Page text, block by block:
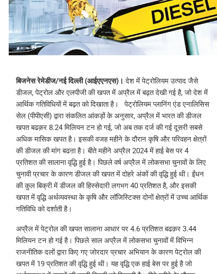
बिजनेस रेमेडीज/नई दिल्ली (आईएएनएस)।देश में पेट्रोलियम उत्पाद जैसे
डीजल, पेट्रोल और एलपीजी की खपत में अप्रैल में बढ़त देखी गई है, जो देश में
आर्थिक गतिविधियों में बढ़त को दिखाता है। पेट्रोलियम प्लानिंग एंड एनालिसिस
सेल (पीपीएसी) द्वारा संकलित आंकड़ों के अनुसार, अप्रैल में भारत की डीजल
खपत बढक़र 8.24 मिलियन टन हो गई, जो अब तक दर्ज की गई दूसरी सबसे
अधिक मासिक खपत है। इसकी वजह महीने के दौरान कृषि और परिवहन क्षेत्रों
की डीजल की मांग बढऩा है। बीते महीने अप्रैल 2024 में हाई बेस पर 4
प्रतिशत की सालाना वृद्धि हुई है। पिछले वर्ष अप्रैल में लोकसभा चुनावों के लिए
चुनावी प्रचार के कारण डीजल की खपत में दोहरे अंकों की वृद्धि हुई थी। ईंधन
की कुल बिक्री में डीजल की हिस्सेदारी लगभग 40 प्रतिशत है, और इसकी
खपत में वृद्धि अर्थव्यवस्था के कृषि और लॉजिस्टिक्स दोनों क्षेत्रों में उच्च आर्थिक
गतिविधि को दर्शाती है।
अप्रैल में पेट्रोल की खपत सालाना आधार पर 4.6 प्रतिशत बढक़र 3.44
मिलियन टन हो गई है। पिछले साल अप्रैल में लोकसभा चुनावों में विभिन्न
राजनीतिक दलों द्वारा किए गए जोरदार प्रचार अभियान के कारण पेट्रोल की
खपत में 19 प्रतिशत की वृद्धि हुई थी। यह वृद्धि एक हाई बेस पर हुई है जो